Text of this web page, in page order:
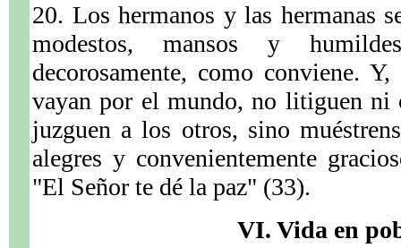
20. Los hermanos y las hermanas
modestos, mansos y
decorosamente, como conviene.
vayan por el mundo, no litiguen ni
juzguen a los otros, sino
alegres y convenientemente
"El Señor te dé la paz" (33).
VI. Vida en